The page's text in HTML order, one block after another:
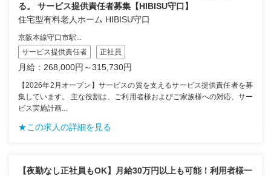
る。 サービス提供責任者募集【HIBISU守口】
住宅型有料老人ホーム HIBISU守口
京阪本線守口市駅...
サービス提供責任者
正社員
月給：268,000円～315,730円
【2026年2月オープン】サービスの質を支えるサービス提供責任者を募
集しています。 主な役割は、ご利用者様およびご家族様への対応、サー
ビス実施計画...
★この求人の詳細を見る
【夜勤なし正社員もOK】月給30万円以上も可能！利用者様一